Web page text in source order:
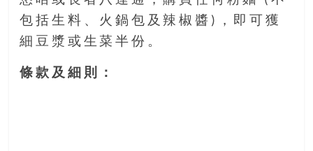
包括生料、火鍋包及辣椒醬)，即可獲
細豆漿或生菜半份。
條款及細則：